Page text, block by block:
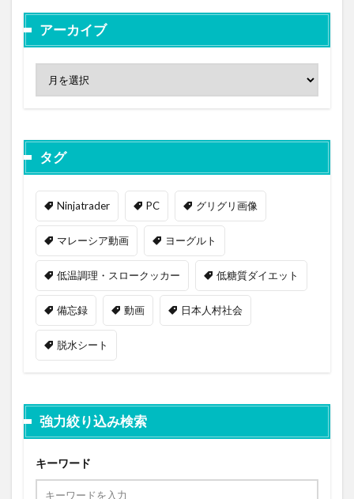
アーカイブ
タグ
Ninjatrader PC グリグリ画像
マレーシア動画 ヨーグルト
低温調理・スロークッカー 低糖質ダイエット
備忘録 動画 日本人村社会
脱水シート
強力絞り込み検索
キーワード